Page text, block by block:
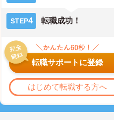
STEP4 転職成功！
転職サポートに登録
はじめて転職する方へ